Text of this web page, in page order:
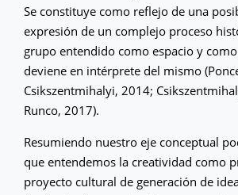
Se constituye como reflejo de una
expresión de un complejo proceso
grupo entendido como espacio y
deviene en intérprete del mismo
Csikszentmihalyi, 2014;
Runco, 2017).
Resumiendo nuestro eje conceptual
que entendemos la creatividad como
proyecto cultural de generación de